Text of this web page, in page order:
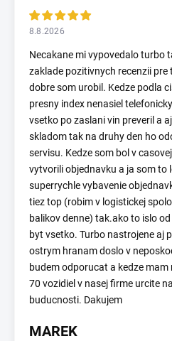
8.8.2026
Necakane mi vypovedalo turbo
zaklade pozitivnych recenzii
dobre som urobil. Kedze podla
presny index nenasiel
vsetko po zaslani vin preveril a
skladom tak na druhy den ho
servisu. Kedze som bol v
vytvorili objednavku a ja som to
superrychle vybavenie
tiez top (robim v logistickej
balikov denne) tak.ako to islo
byt vsetko. Turbo nastrojene aj
ostrym hranam doslo v
budem odporucat a kedze
70 vozidiel v nasej firme urcite
buducnosti. Dakujem
MAREK